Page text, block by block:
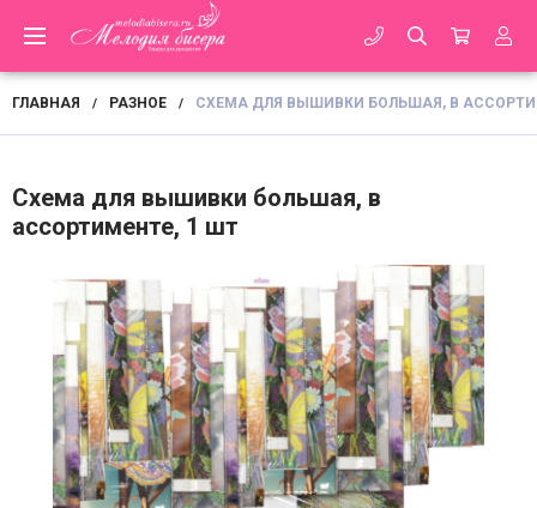
ГЛАВНАЯ / РАЗНОЕ / СХЕМА ДЛЯ ВЫШИВКИ БОЛЬШАЯ, В
Схема для вышивки большая, в
ассортименте, 1 шт